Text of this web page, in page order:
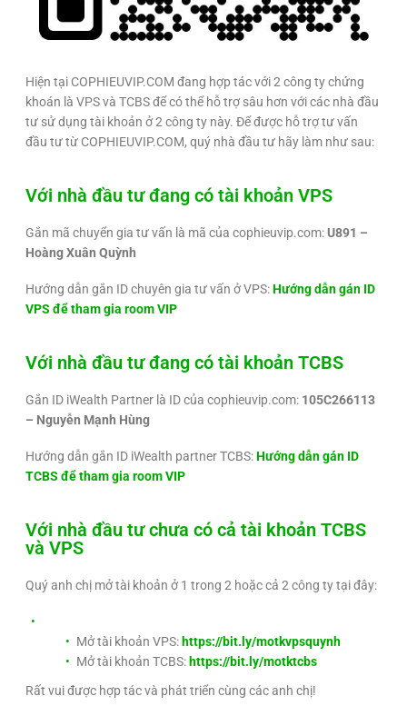
Hiện tại COPHIEUVIP.COM đang hợp tác với 2 công ty chứng
khoán là VPS và TCBS để có thể hỗ trợ sâu hơn với các nhà đầu
tư sử dụng tài khoản ở 2 công ty này. Để được hỗ trợ tư vấn
đầu tư từ COPHIEUVIP.COM, quý nhà đầu tư hãy làm như sau:
Với nhà đầu tư đang có tài khoản VPS
Gắn mã chuyển gia tư vấn là mã của cophieuvip.com:U891 –
Hoàng Xuân Quỳnh
Hướng dẫn gắn ID chuyên gia tư vấn ở VPS:Hướng dẫn gán ID
VPS để tham gia room VIP
Với nhà đầu tư đang có tài khoản TCBS
Gắn ID iWealth Partner là ID của cophieuvip.com: 105C266113
– Nguyễn Mạnh Hùng
Hướng dẫn gắn ID iWealth partner TCBS:Hướng dẫn gán ID
TCBS để tham gia room VIP
Với nhà đầu tư chưa có cả tài khoản TCBS
và VPS
Quý anh chị mở tài khoản ở 1 trong 2 hoặc cả 2 công ty tại đây:
Mở tài khoản VPS: https://bit.ly/motkvpsquynh
Mở tài khoản TCBS: https://bit.ly/motktcbs
Rất vui được hợp tác và phát triển cùng các anh chị!